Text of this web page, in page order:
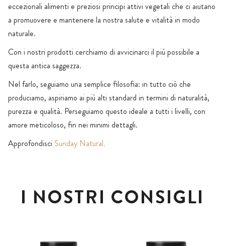
eccezionali alimenti e preziosi principi attivi vegetali che ci aiutano
a promuovere e mantenere la nostra salute e vitalità in modo
naturale.
Con i nostri prodotti cerchiamo di avvicinarci il più possibile a
questa antica saggezza.
Nel farlo, seguiamo una semplice filosofia: in tutto ciò che
produciamo, aspiriamo ai più alti standard in termini di naturalità,
purezza e qualità. Perseguiamo questo ideale a tutti i livelli, con
amore meticoloso, fin nei minimi dettagli.
Approfondisci Sunday Natural.
I NOSTRI CONSIGLI